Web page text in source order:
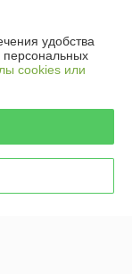
удобства
персональных
cookies или